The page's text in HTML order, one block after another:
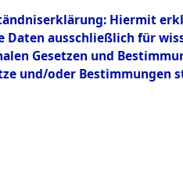
Hiermit
Daten ausschließlich für
Gesetzen und
und/oder Bestimmungen